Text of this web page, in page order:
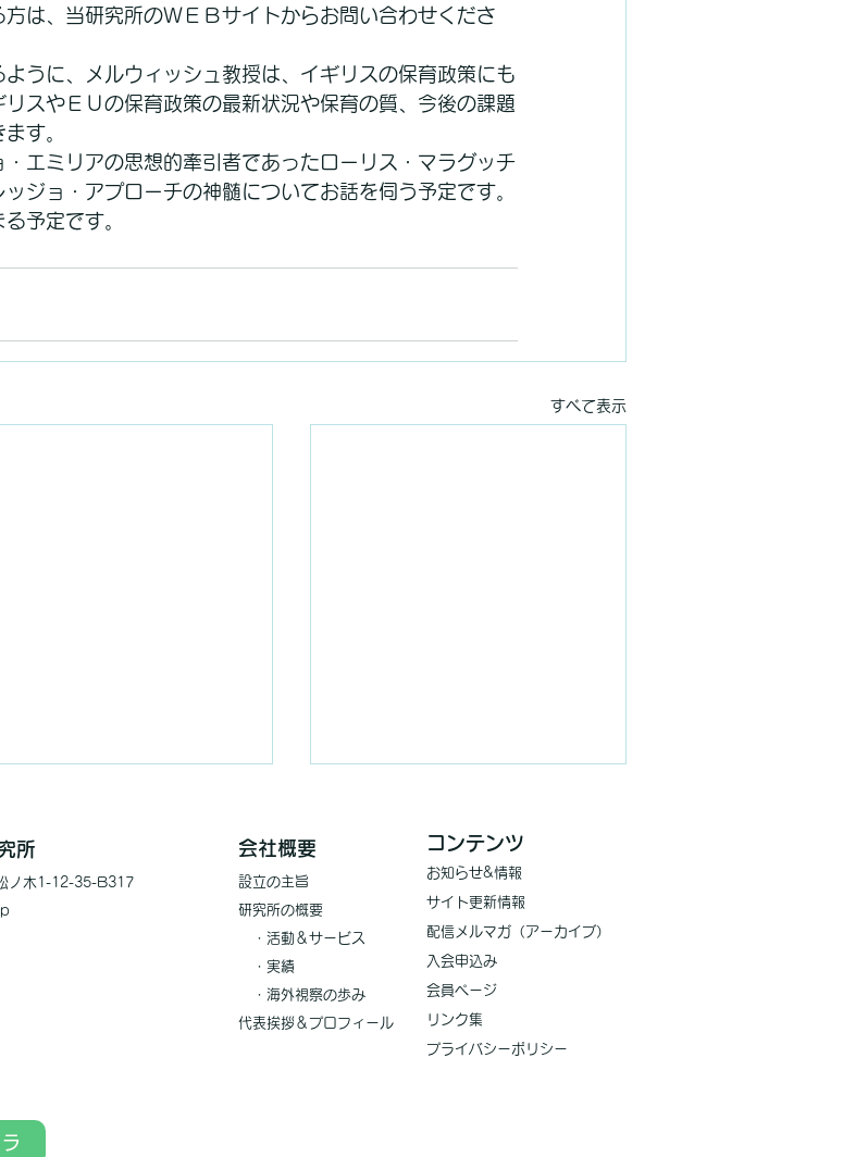
は、当研究所のＷＥＢサイトからお問い合わせくださ
うに、メルウィッシュ教授は、イギリスの保育政策にも
スやＥＵの保育政策の最新状況や保育の質、今後の課題
す。
エミリアの思想的牽引者であったローリス・マラグッチ
ジョ・アプローチの神髄についてお話を伺う予定です。
予定です。
すべて表示
【お知らせ】新連載「この人
に聞く」がスタート！
所
ノ木1-12-35-B317
会社概要
設立の主旨
研究所の概要
・ 活動＆サービス
・実績
​ ・海外視察の歩み
代表挨拶＆プロフィール
コンテンツ
お知らせ&情報
サイト更新情報
​配信メルマガ（アーカイブ）
入会申込み
会員ページ
​リンク集
プライバシーポリシー